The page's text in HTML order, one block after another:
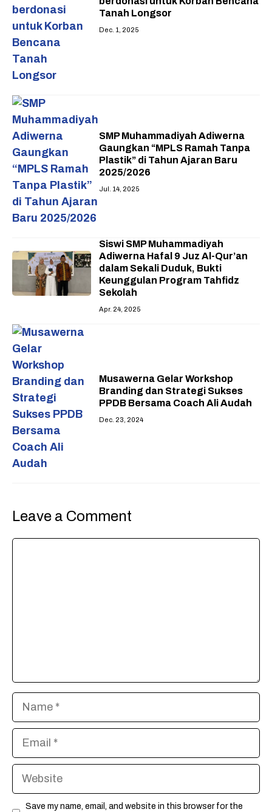
Tanah Longsor
Dec. 1, 2025
SMP Muhammadiyah Adiwerna
Gaungkan “MPLS Ramah Tanpa
Plastik” di Tahun Ajaran Baru
2025/2026
Jul. 14, 2025
Siswi SMP Muhammadiyah
Adiwerna Hafal 9 Juz Al-Qur’an
dalam Sekali Duduk, Bukti
Keunggulan Program Tahfidz
Sekolah
Apr. 24, 2025
Musawerna Gelar Workshop
Branding dan Strategi Sukses
PPDB Bersama Coach Ali Audah
Dec. 23, 2024
Leave a Comment
Comment
Name
Email
Website
Save my name, email, and website in this browser for the